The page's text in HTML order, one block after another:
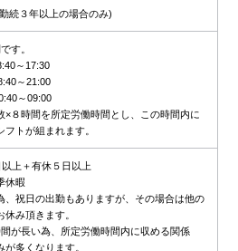
続３年以上の場合のみ)
す。
～17:30
～21:00
～09:00
８時間を所定労働時間とし、この時間内に
トが組まれます。
上＋有休５日以上
休暇
祝日の出勤もありますが、その場合は他の
み頂きます。
が長い為、所定労働時間内に収める関係
が多くなります。